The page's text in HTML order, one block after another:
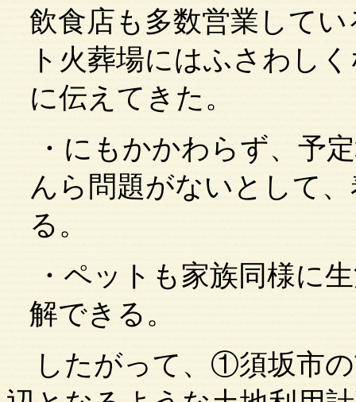
飲食店も多数営業して
ト火葬場にはふさわし
に伝えてきた。
・にもかかわらず、予
んら問題がないとして
る。
・ペットも家族同様に
解できる。
したがって、 ①須坂市